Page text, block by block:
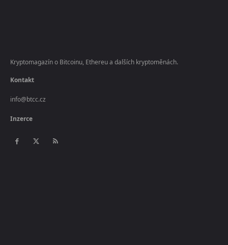
Kryptomagazín o Bitcoinu, Ethereu a dalších kryptoměnách.
Kontakt
info@btcc.cz
Inzerce